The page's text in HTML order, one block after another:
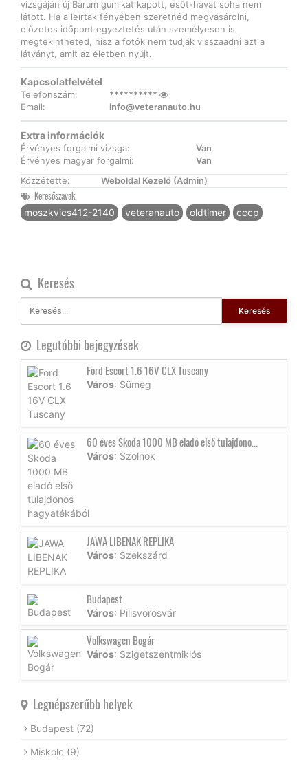
vizsgáján új Barum gumikat kapott, esőt-havat soha nem
látott. Ha a leírtak fényében szeretnéd megvásárolni,
előzetes időpont egyeztetés után személyesen is
megtekintheted, hisz a fotók nem tudják visszaadni azt a
látványt, amit az életben nyújt.
Kapcsolatfelvétel
Telefonszám:
**********
Email:
info@veteranauto.hu
Extra információk
Érvényes forgalmi vizsga:
Van
Érvényes magyar forgalmi:
Van
Közzétette:
Weboldal Kezelő (Admin)
Keresőszavak
moszkvics412-2140 veteranauto oldtimer cccp
Keresés
Keresés
Legutóbbi bejegyzések
Ford Escort 1.6 16V CLX Tuscany
Város: Sümeg
60 éves Skoda 1000 MB eladó első tulajdono...
Város: Szolnok
JAWA LIBENAK REPLIKA
Város: Szekszárd
Budapest
Város: Pilisvörösvár
Volkswagen Bogár
Város: Szigetszentmiklós
Legnépszerűbb helyek
Budapest (72)
Miskolc (9)